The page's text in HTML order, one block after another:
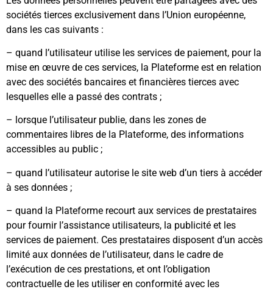
sociétés tierces exclusivement dans l’Union européenne,
dans les cas suivants :
– quand l’utilisateur utilise les services de paiement, pour la
mise en œuvre de ces services, la Plateforme est en relation
avec des sociétés bancaires et financières tierces avec
lesquelles elle a passé des contrats ;
– lorsque l’utilisateur publie, dans les zones de
commentaires libres de la Plateforme, des informations
accessibles au public ;
– quand l’utilisateur autorise le site web d’un tiers à accéder
à ses données ;
– quand la Plateforme recourt aux services de prestataires
pour fournir l’assistance utilisateurs, la publicité et les
services de paiement. Ces prestataires disposent d’un accès
limité aux données de l’utilisateur, dans le cadre de
l’exécution de ces prestations, et ont l’obligation
contractuelle de les utiliser en conformité avec les